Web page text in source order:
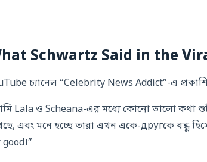
Schwartz Said in the
চ্যানেল “Celebrity News Addict”-এ
Lala ও Scheana-এর মধ্যে কোনো ভালো কথা
এবং মনে হচ্ছে তারা এখন একে-другকে বন্ধু